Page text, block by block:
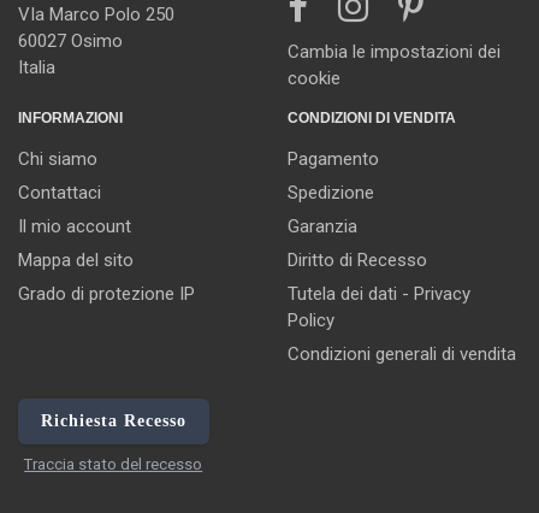
VIa Marco Polo 250
60027 Osimo
Italia
Cambia le impostazioni dei
cookie
INFORMAZIONI
Chi siamo
Contattaci
Il mio account
Mappa del sito
Grado di protezione IP
CONDIZIONI DI VENDITA
Pagamento
Spedizione
Garanzia
Diritto di Recesso
Tutela dei dati - Privacy
Policy
Condizioni generali di vendita
Richiesta Recesso
Traccia stato del recesso